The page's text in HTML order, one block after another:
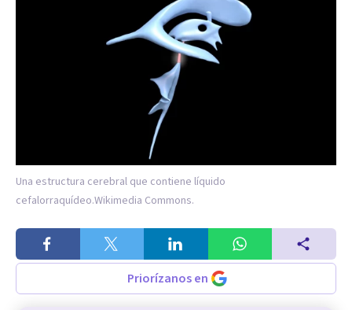
Una estructura cerebral que contiene líquido
cefalorraquídeo.Wikimedia Commons.
Priorízanos en